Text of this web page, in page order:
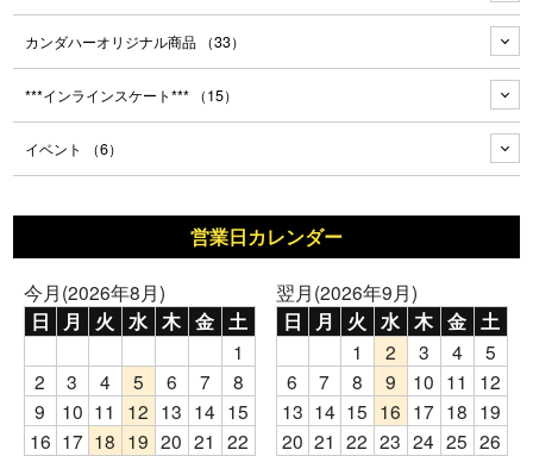
カンダハーオリジナル商品 （33）
***インラインスケート*** （15）
イベント （6）
営業日カレンダー
今月(2026年8月)
日 月 火 水 木 金 土
1
2
3 4 5 6 7
8
9
10 11 12 13 14 15
16 17 18 19 20 21 22
翌月(2026年9月)
日 月 火 水 木 金 土
1 2 3 4
5
6
7 8 9 10 11
12
13 14 15 16 17 18 19
20 21 22 23 24 25 26